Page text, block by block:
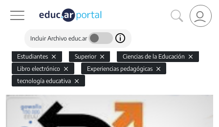
Incluir Archivo educ.ar
Estudiantes Superior
Ciencias de la Educación
Libro electrónico
Experiencias pedagógicas
tecnología educativa